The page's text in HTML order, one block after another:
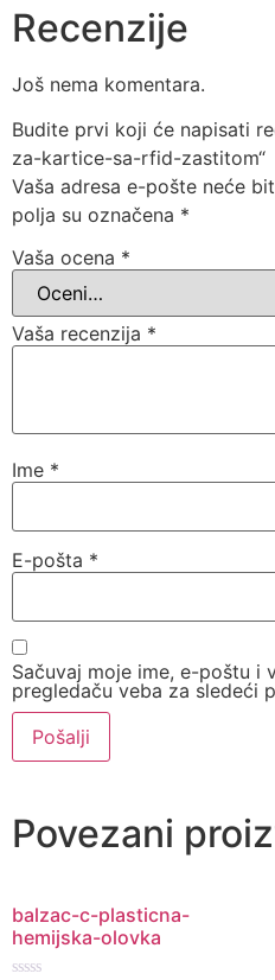
Recenzije
Još nema komentara.
Budite prvi koji će napisati
za-kartice-sa-rfid-zastitom“
Vaša adresa e-pošte neće
polja su označena *
Vaša ocena *
Vaša recenzija *
Ime *
E-pošta *
Sačuvaj moje ime, e-poštu i
pregledaču veba za sledeći
Povezani
balzac-c-plasticna-
hemijska-olovka